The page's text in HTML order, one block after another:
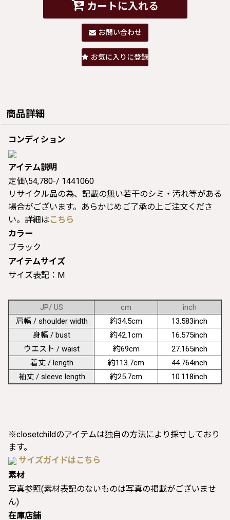
カートに入れる
お問い合わせ
お気に入りに登録
商品詳細
コンディション
アイテム説明
定価\54,780-/ 1441060
リサイクル品の為、記載の無い若干のシミ・汚れ等がある
場合がございます。あらかじめご了承の上ご注文くださ
い。詳細は こちら
カラー
ブラック
アイテムサイズ
サイズ表記：M
JP/ US cm
inch
肩幅 / shoulder width
約34.5cm
13.583inch
身幅 / bust
約42.1cm
16.575inch
ウエスト / waist
約69cm
27.165inch
着丈 / length
約113.7cm
44.764inch
袖丈 / sleeve length
約25.7cm 10.118inch
※closetchildのアイテムは独自の方法により採寸しており
ます。
サイズガイドはこちら
素材
写真参照(素材表記のないものは写真の掲載がございませ
ん)
在庫店舗